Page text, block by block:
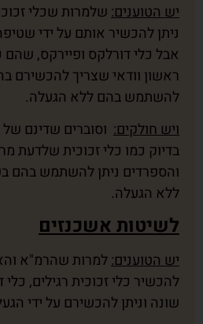
יש הטוענים:שלמרות שכלי
ניתן להכשיר אותם על ידי
אבל כלי דורלקס ופיירקס, שהם
ראשון וודאי שצריך להכשירם
להשתמש בהם ללא הגעלה.
ויש חולקים: וסוברים שדינם
בדיוק כמו כלי זכוכית שלדעת
והספרדים ניתן להשתמש בהם
ללא הגעלה.
לשיטות אשכנזים
יש הטוענים:למרות שהרמ"א
להכשיר כלי זכוכית רגילים, כלי
שונה וניתן להכשירם על ידי